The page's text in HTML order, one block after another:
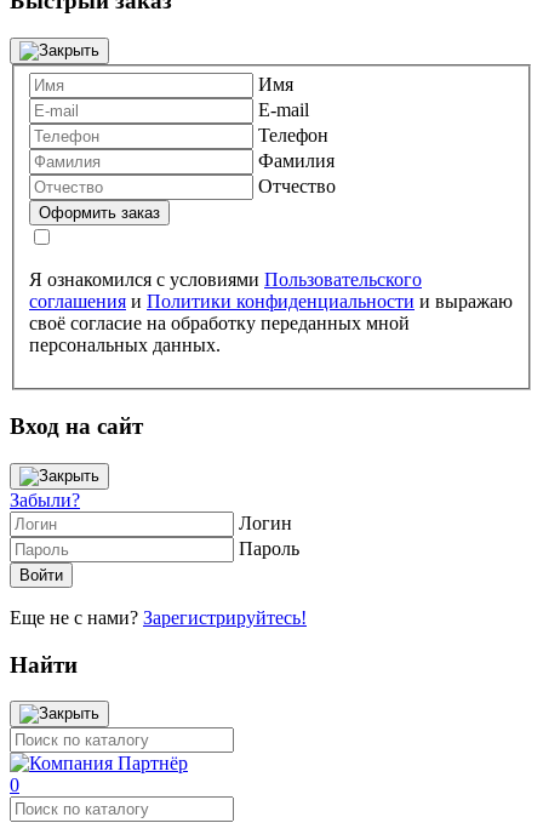
Имя
E-mail
Телефон
Фамилия
Отчество
Я ознакомился с условиями Пользовательского
соглашения и Политики конфиденциальности и выражаю
своё согласие на обработку переданных мной
персональных данных.
Вход на сайт
Забыли?
Логин
Пароль
Еще не с нами? Зарегистрируйтесь!
Найти
0